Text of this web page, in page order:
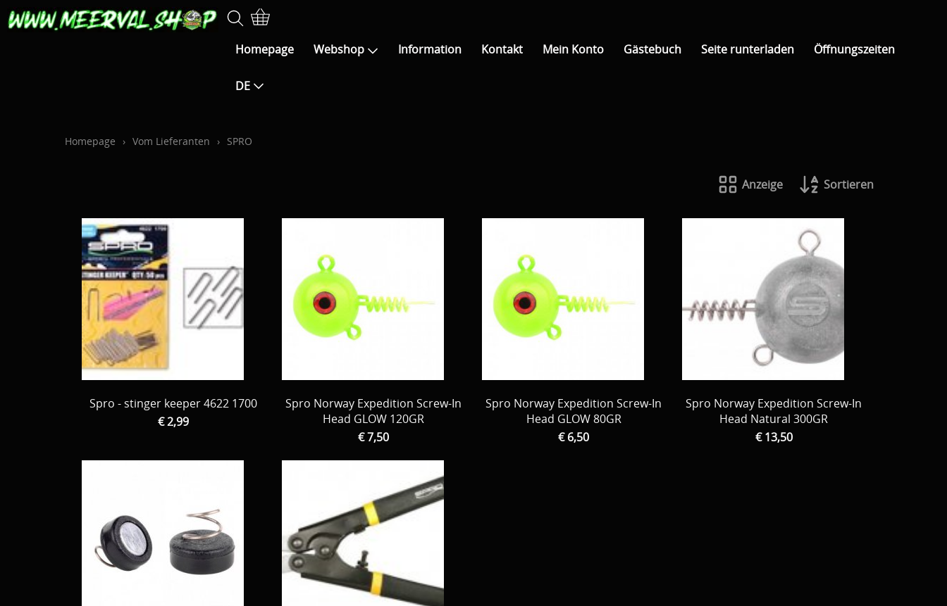
Homepage Webshop Information Kontakt Mein Konto Gästebuch Seite runterladen Öffnungszeiten
DE
Homepage › Vom Lieferanten › SPRO
Anzeige Sortieren
Spro - stinger keeper 4622 1700
€ 2,99
Spro Norway Expedition Screw-In
Head GLOW 120GR
€ 7,50
Spro Norway Expedition Screw-In
Head GLOW 80GR
€ 6,50
Spro Norway Expedition Screw-In
Head Natural 300GR
€ 13,50